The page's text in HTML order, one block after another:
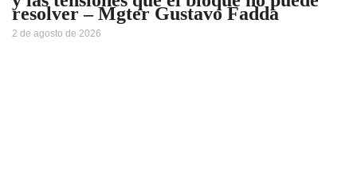
resolver – Mgter Gustavo Fadda
2 de agosto de 2026